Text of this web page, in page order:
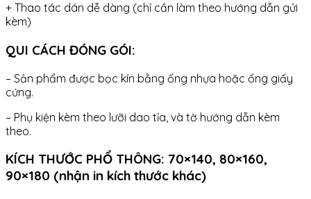
+ Thao tác dán dễ dàng (chỉ cần làm theo hướng dẫn gửi
kèm)
QUI CÁCH ĐÓNG GÓI:
– Sản phẩm được bọc kín bằng ống nhựa hoặc ống giấy
cứng.
– Phụ kiện kèm theo lưỡi dao tỉa, và tờ hướng dẫn kèm
theo.
KÍCH THƯỚC PHỔ THÔNG: 70×140, 80×160,
90×180 (nhận in kích thước khác)